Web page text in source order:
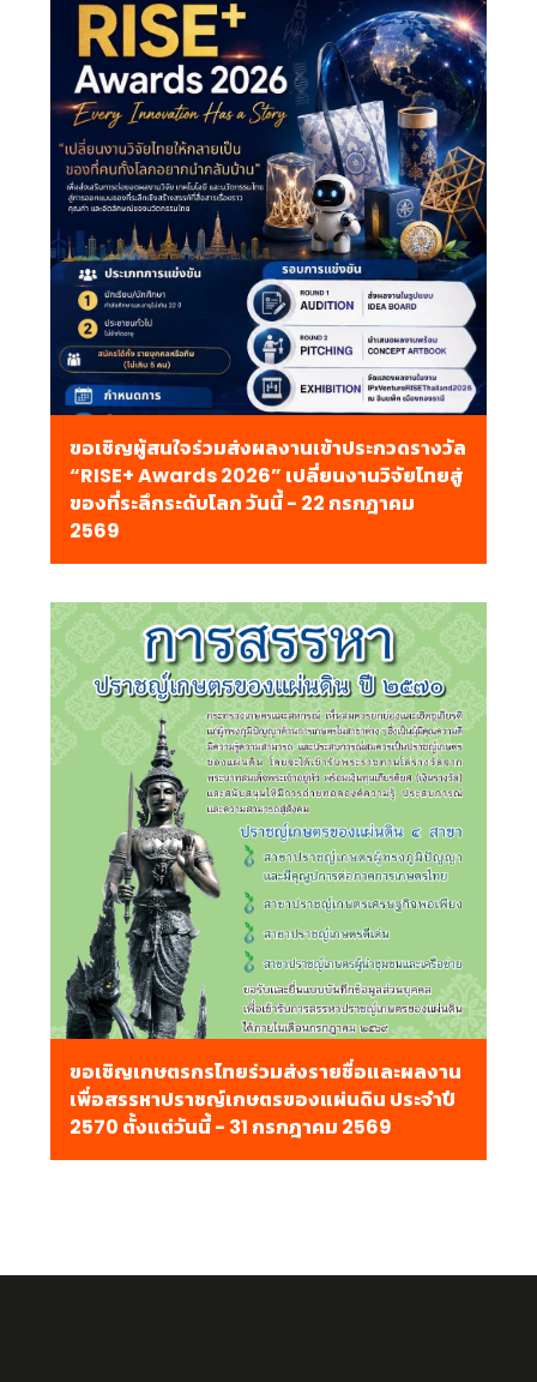
ขอเชิญผู้สนใจร่วมส่งผลงานเข้าประกวดรางวัล
“RISE+ Awards 2026” เปลี่ยนงานวิจัยไทยสู่
ของที่ระลึกระดับโลก วันนี้ - 22 กรกฎาคม
2569
ขอเชิญเกษตรกรไทยร่วมส่งรายชื่อและผลงาน
เพื่อสรรหาปราชญ์เกษตรของแผ่นดิน ประจำปี
2570 ตั้งแต่วันนี้ - 31 กรกฎาคม 2569